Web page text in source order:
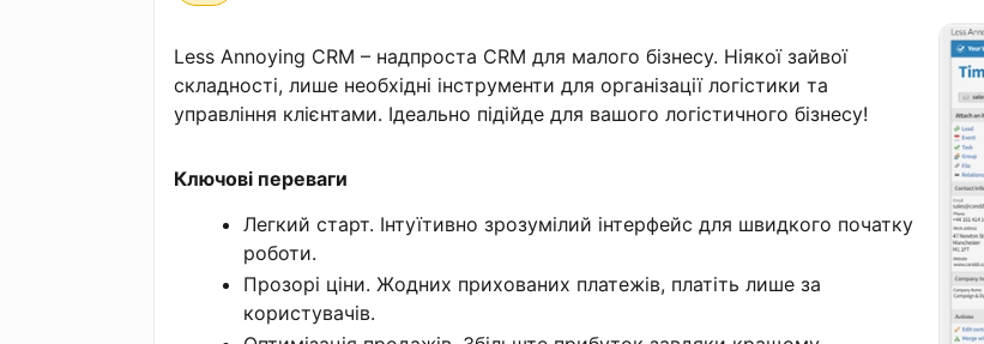
Less Annoying CRM – надпроста CRM для малого бізнесу. Ніякої зайвої
складності, лише необхідні інструменти для організації логістики та
управління клієнтами. Ідеально підійде для вашого логістичного бізнесу!
Ключові переваги
Легкий старт. Інтуїтивно зрозумілий інтерфейс для швидкого початку
роботи.
Прозорі ціни. Жодних прихованих платежів, платіть лише за
користувачів.